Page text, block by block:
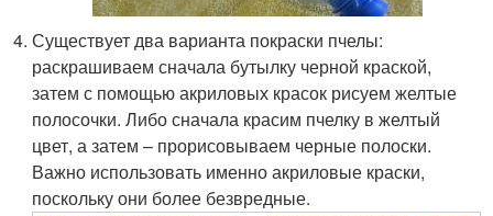
Существует два варианта покраски пчелы:
раскрашиваем сначала бутылку черной краской,
затем с помощью акриловых красок рисуем желтые
полосочки. Либо сначала красим пчелку в желтый
цвет, а затем – прорисовываем черные полоски.
Важно использовать именно акриловые краски,
поскольку они более безвредные.